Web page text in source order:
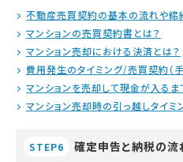
不動産売買契約の基本の流れや締
マンションの売買契約書とは？
マンション売却における決済とは？
費用発生のタイミング/売買契約（
マンションを売却して現金が入るま
マンション売却時の引っ越しタイミ
STEP6 確定申告と納税の流